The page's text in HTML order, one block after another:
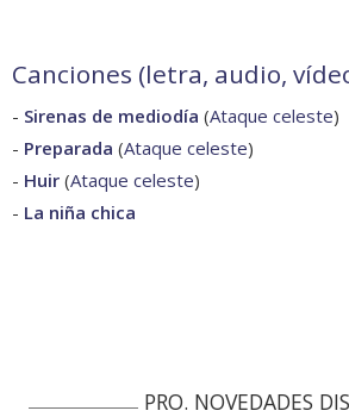
Canciones (letra, audio,
- Sirenas de mediodía (Ataque celeste)
- Preparada (Ataque celeste)
- Huir (Ataque celeste)
- La niña chica
PRO. NOVEDADES